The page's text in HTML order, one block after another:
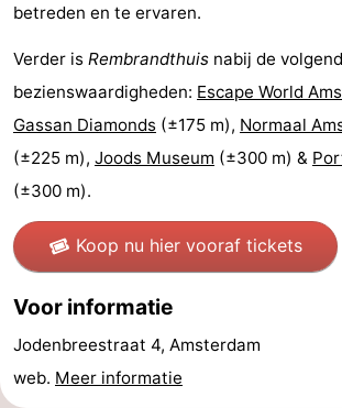
in
centrum
Parken
tuinen
Omgeving
-
Holland
Zuid-
Holland
Praktisch
Forum
betreden en te ervaren.
Verder is Rembrandthuis nabij de
bezienswaardigheden: Escape World
Gassan Diamonds (±175 m), Normaal
(±225 m), Joods Museum (±300 m) &
(±300 m).
Koop nu hier vooraf tickets
Voor informatie
Jodenbreestraat 4, Amsterdam
web. Meer informatie